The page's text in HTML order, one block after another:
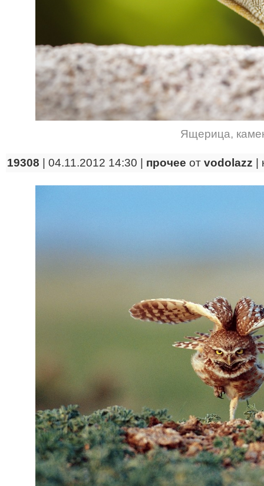
Ящерица,
19308 | 04.11.2012 14:30 | прочее от vodolazz